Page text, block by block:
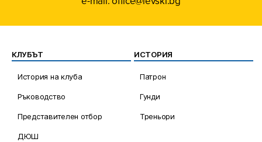
КЛУБЪТ
История на клуба
Ръководство
Представителен отбор
ДЮШ
ИСТОРИЯ
Патрон
Гунди
Треньори